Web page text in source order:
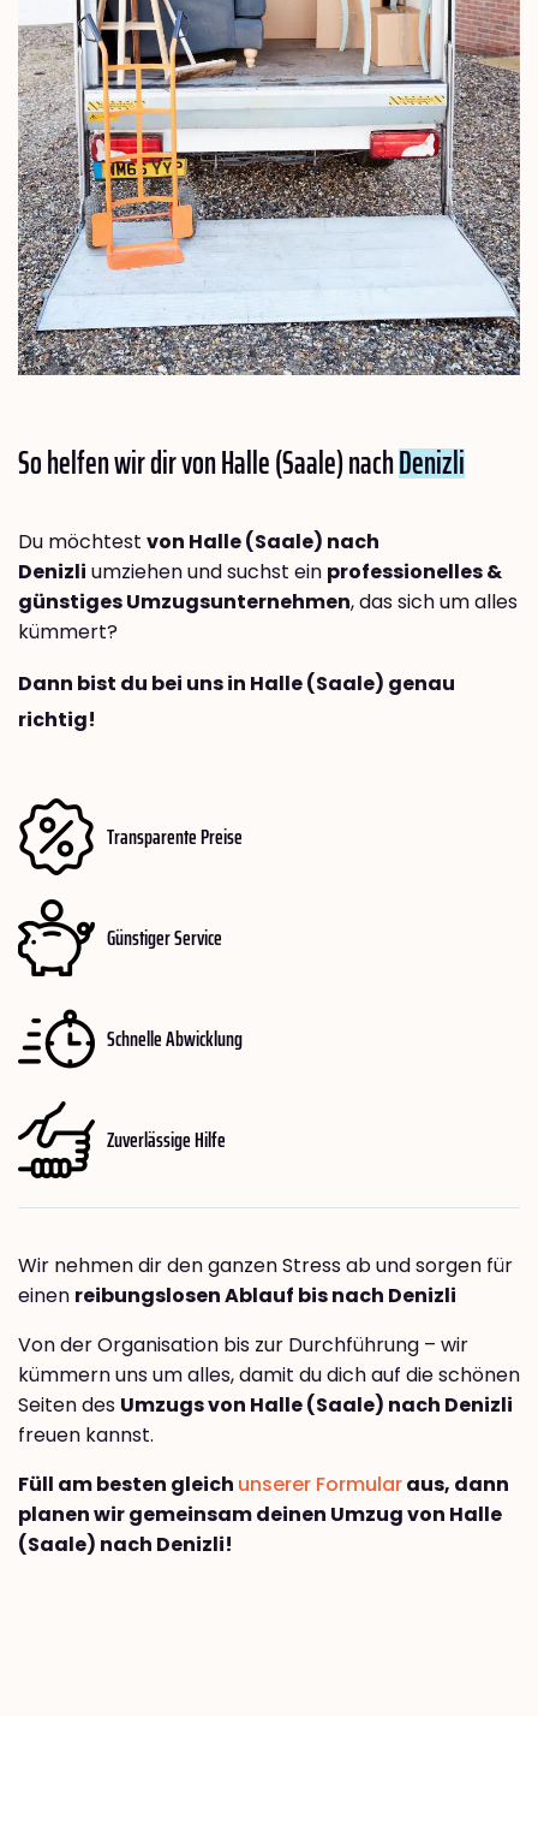
So helfen wir dir von Halle (Saale) nachDenizli
Du möchtest von Halle (Saale) nach
Denizli umziehen und suchst ein professionelles &
günstiges Umzugsunternehmen, das sich um alles
kümmert?
Dann bist du bei uns in Halle (Saale) genau
richtig!
Transparente Preise
Günstiger Service
Schnelle Abwicklung
Zuverlässige Hilfe
Wir nehmen dir den ganzen Stress ab und sorgen für
einen reibungslosen Ablauf bis nach Denizli
Von der Organisation bis zur Durchführung – wir
kümmern uns um alles, damit du dich auf die schönen
Seiten des Umzugs von Halle (Saale) nach Denizli
freuen kannst.
Füll am besten gleich unserer Formularaus, dann
planen wir gemeinsam deinen Umzug von Halle
(Saale) nach Denizli!